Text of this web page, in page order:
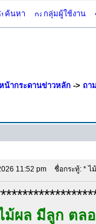
ค้นหา กลุ่มผู้ใช้งาน
น้ากระดานข่าวหลัก -> ถา
11:52 pm ชื่อกระทู้: * ไ
ม้ผล มีลูก ตล